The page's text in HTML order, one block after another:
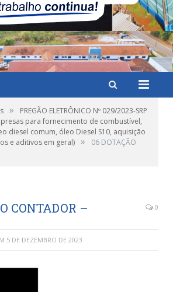
»
PREGÃO ELETRÔNICO Nº 029/2023-SRP
para fornecimento de combustível,
diesel comum, óleo Diesel S10, aquisição
e aditivos em geral) »
06 DOTAÇÃO
CONTADOR – 0
5 DE DEZEMBRO DE 2023